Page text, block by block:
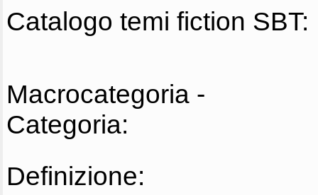
Catalogo temi fiction SBT:
Macrocategoria -
Categoria:
Definizione: